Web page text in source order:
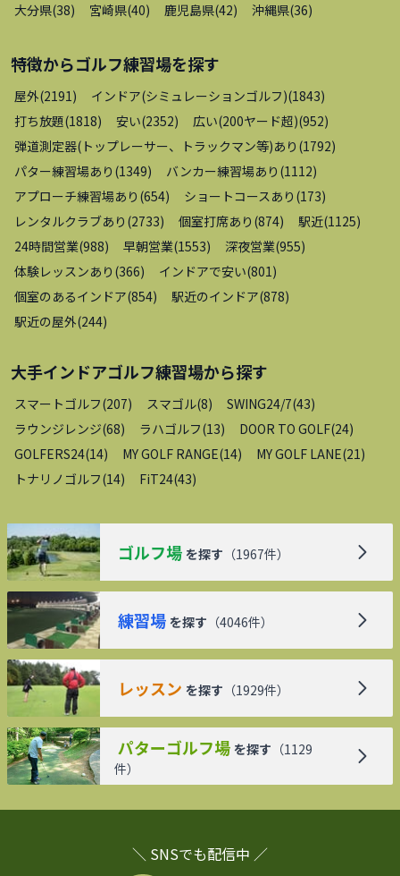
大分県(38) 宮崎県(40) 鹿児島県(42) 沖縄県(36)
特徴からゴルフ練習場を探す
屋外(2191) インドア(シミュレーションゴルフ)(1843)
打ち放題(1818) 安い(2352) 広い(200ヤード超)(952)
弾道測定器(トップレーサー、トラックマン等)あり (1792)
パター練習場あり (1349) バンカー練習場あり (1112)
アプローチ練習場あり (654) ショートコースあり (173)
レンタルクラブあり (2733) 個室打席あり (874) 駅近(1125)
24時間営業(988) 早朝営業(1553) 深夜営業(955)
体験レッスンあり (366) インドアで安い(801)
個室のあるインドア(854) 駅近のインドア(878)
駅近の屋外(244)
大手インドアゴルフ練習場から探す
スマートゴルフ(207) スマゴル(8) SWING24/7(43)
ラウンジレンジ(68) ラハゴルフ(13) DOOR TO GOLF(24)
GOLFERS24(14) MY GOLF RANGE(14) MY GOLF LANE(21)
トナリノゴルフ(14) FiT24(43)
ゴルフ場 を探す （1967件）
練習場 を探す （4046件）
レッスン を探す （1929件）
パターゴルフ場 を探す （1129
件）
＼ SNSでも配信中 ／